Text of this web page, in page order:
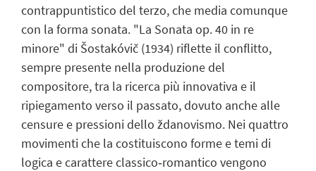
contrappuntistico del terzo, che media comunque
con la forma sonata. "La Sonata op. 40 in re
minore" di Šostakóvič (1934) riflette il conflitto,
sempre presente nella produzione del
compositore, tra la ricerca più innovativa e il
ripiegamento verso il passato, dovuto anche alle
censure e pressioni dello ždanovismo. Nei quattro
movimenti che la costituiscono forme e temi di
logica e carattere classico‑romantico vengono